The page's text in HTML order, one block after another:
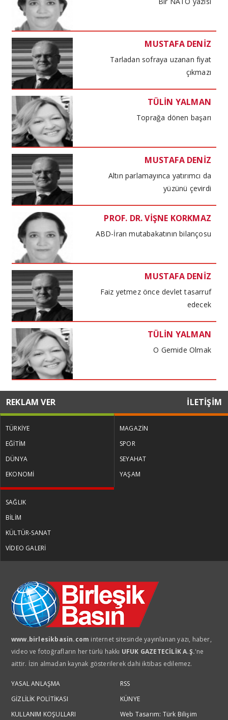
MUSTAFA DENİZ
Tarladan sofraya uzanan fiyat
çıkmazı
TÜLİN YALMAN
Toprağa dönen başarı
MUSTAFA DENİZ
Altın parlamayınca yatırımcı da
yüzünü çevirdi
PROF. DR. VİŞNE KORKMAZ
ABD-İran mutabakatının bilançosu
MUSTAFA DENİZ
Faiz yetmez önce devlet tasarruf
edecek
TÜLİN YALMAN
O Gemide Olmak
MUSTAFA DENİZ
Kira kıskacında haneler maliyet
Bütçenin patronu kira oldu
Sessiz çarşılar daralan cüzdanlar
Bayramın bereketi mi,
enflasyonun gölgesi mi?
REKLAM VER İLETİŞİM
TÜRKİYE
EĞİTİM
DÜNYA
EKONOMİ
MAGAZİN
SPOR
SEYAHAT
YAŞAM
SAĞLIK
BİLİM
KÜLTÜR-SANAT
VİDEO GALERİ
www.birlesikbasin.com internet sitesinde yayınlanan yazı, haber,
video ve fotoğrafların her türlü hakkı UFUK GAZETECİLİK A.Ş.'ne
aittir. İzin almadan kaynak gösterilerek dahi iktibas edilemez.
YASAL ANLAŞMA
GİZLİLİK POLİTİKASI
KULLANIM KOŞULLARI
RSS
KÜNYE
Web Tasarım: Türk Bilişim